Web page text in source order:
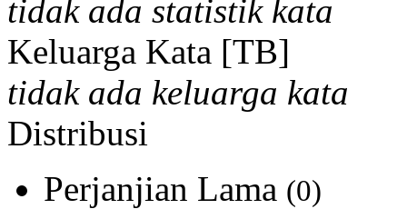
tidak ada statistik kata
Keluarga Kata [TB]
tidak ada keluarga kata
Distribusi
Perjanjian Lama (0)